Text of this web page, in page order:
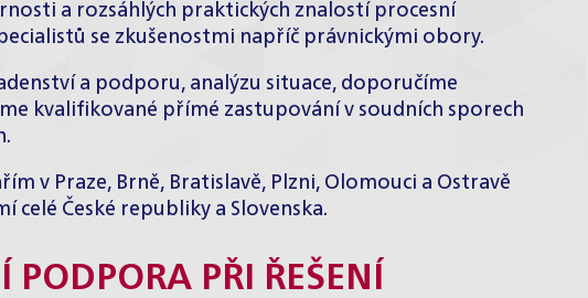
a rozsáhlých praktických znalostí procesní
se zkušenostmi napříč právnickými obory.
a podporu, analýzu situace, doporučíme
kvalifikované přímé zastupování v soudních sporech
v Praze, Brně, Bratislavě, Plzni, Olomouci a Ostravě
celé České republiky a Slovenska.
PŘI ŘEŠENÍ